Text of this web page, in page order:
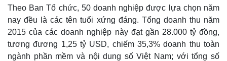
Theo Ban Tổ chức, 50 doanh nghiệp được lựa chọn năm
nay đều là các tên tuổi xứng đáng. Tổng doanh thu năm
2015 của các doanh nghiệp này đạt gần 28.000 tỷ đồng,
tương đương 1,25 tỷ USD, chiếm 35,3% doanh thu toàn
ngành phần mềm và nội dung số Việt Nam; với tổng số